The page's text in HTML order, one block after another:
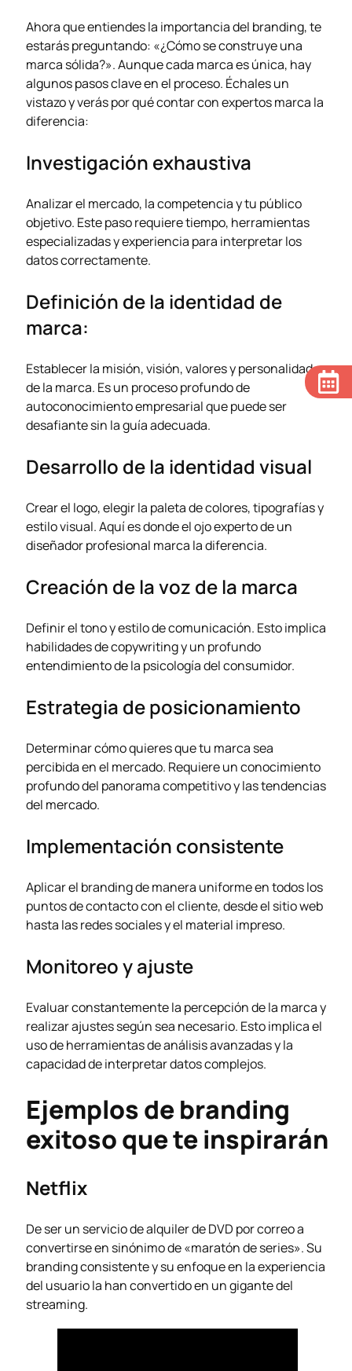
Ahora que entiendes la importancia del branding, te
estarás preguntando: «¿Cómo se construye una
marca sólida?». Aunque cada marca es única, hay
algunos pasos clave en el proceso. Échales un
vistazo y verás por qué contar con expertos marca la
diferencia:
Investigación exhaustiva
Analizar el mercado, la competencia y tu público
objetivo. Este paso requiere tiempo, herramientas
especializadas y experiencia para interpretar los
datos correctamente.
Definición de la identidad de
marca:
Establecer la misión, visión, valores y personalidad
de la marca. Es un proceso profundo de
autoconocimiento empresarial que puede ser
desafiante sin la guía adecuada.
Desarrollo de la identidad visual
Crear el logo, elegir la paleta de colores, tipografías y
estilo visual. Aquí es donde el ojo experto de un
diseñador profesional marca la diferencia.
Creación de la voz de la marca
Definir el tono y estilo de comunicación. Esto implica
habilidades de copywriting y un profundo
entendimiento de la psicología del consumidor.
Estrategia de posicionamiento
Determinar cómo quieres que tu marca sea
percibida en el mercado. Requiere un conocimiento
profundo del panorama competitivo y las tendencias
del mercado.
Implementación consistente
Aplicar el branding de manera uniforme en todos los
puntos de contacto con el cliente, desde el sitio web
hasta las redes sociales y el material impreso.
Monitoreo y ajuste
Evaluar constantemente la percepción de la marca y
realizar ajustes según sea necesario. Esto implica el
uso de herramientas de análisis avanzadas y la
capacidad de interpretar datos complejos.
Ejemplos de branding
exitoso que te inspirarán
Netflix
De ser un servicio de alquiler de DVD por correo a
convertirse en sinónimo de «maratón de series». Su
branding consistente y su enfoque en la experiencia
del usuario la han convertido en un gigante del
streaming.